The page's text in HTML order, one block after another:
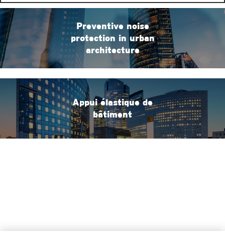
Preventive noise
protection in urban
architecture
Appui élastique de
bâtiment